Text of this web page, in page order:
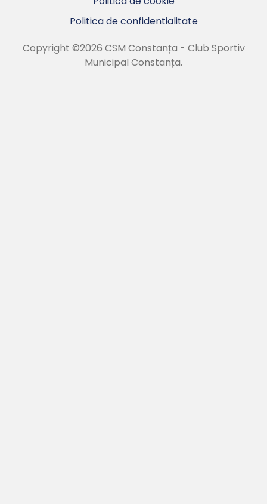
Politica de confidentialitate
Copyright ©2026 CSM Constanța - Club Sportiv
Municipal Constanța.